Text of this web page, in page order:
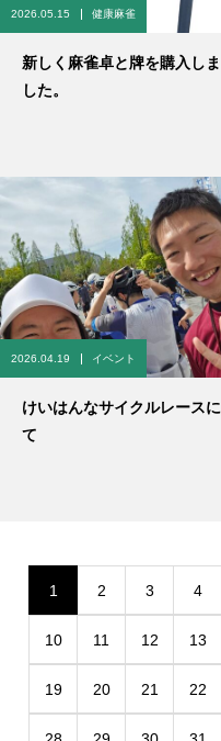
2026.05.15 健康麻雀
新しく麻雀卓と牌を購入しま
した。
2026.04.19 イベント
けいはんなサイクルレースに
て
1 2 3 4
10 11 12 13
19 20 21 22